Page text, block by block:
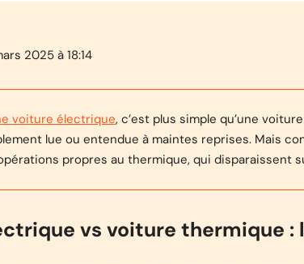
2025 à 18:14
voiture électrique, c’est plus simple qu’une
lue ou entendue à maintes reprises. Mais
propres au thermique, qui disparaissent
vs voiture thermique :